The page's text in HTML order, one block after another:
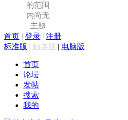
的范围
内尚无
主题
首页 | 登录 | 注册
标准版 | 触屏版 | 电脑版
首页
论坛
发帖
搜索
我的